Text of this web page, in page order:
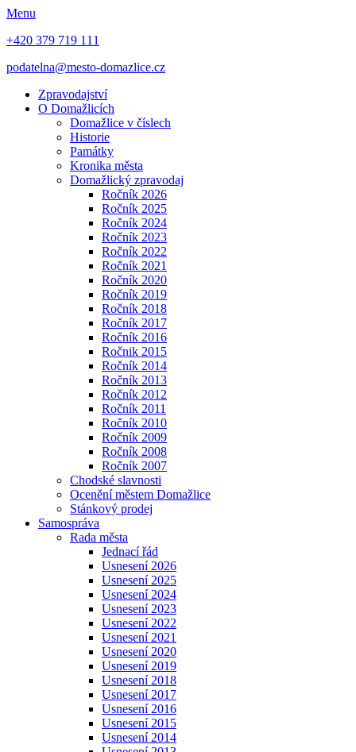
Menu
+420 379 719 111
podatelna@mesto-domazlice.cz
Zpravodajství
O Domažlicích
Domažlice v číslech
Historie
Památky
Kronika města
Domažlický zpravodaj
Ročník 2026
Ročník 2025
Ročník 2024
Ročník 2023
Ročník 2022
Ročník 2021
Ročník 2020
Ročník 2019
Ročník 2018
Ročník 2017
Ročník 2016
Ročnik 2015
Ročník 2014
Ročník 2013
Ročník 2012
Ročník 2011
Ročník 2010
Ročník 2009
Ročník 2008
Ročník 2007
Chodské slavnosti
Ocenění městem Domažlice
Stánkový prodej
Samospráva
Rada města
Jednací řád
Usnesení 2026
Usnesení 2025
Usnesení 2024
Usnesení 2023
Usnesení 2022
Usnesení 2021
Usnesení 2020
Usnesení 2019
Usnesení 2018
Usnesení 2017
Usnesení 2016
Usnesení 2015
Usnesení 2014